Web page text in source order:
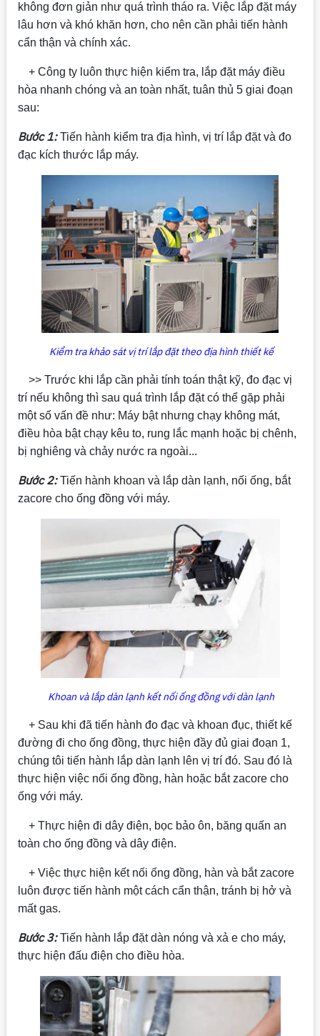
không đơn giản như quá trình tháo ra. Việc lắp đặt máy
lâu hơn và khó khăn hơn, cho nên cần phải tiến hành
cẩn thận và chính xác.
+ Công ty luôn thực hiện kiểm tra, lắp đặt máy điều
hòa nhanh chóng và an toàn nhất, tuân thủ 5 giai đoạn
sau:
Bước 1: Tiến hành kiểm tra địa hình, vị trí lắp đặt và đo
đạc kích thước lắp máy.
Kiểm tra khảo sát vị trí lắp đặt theo địa hình thiết kế
>> Trước khi lắp cần phải tính toán thật kỹ, đo đạc vị
trí nếu không thì sau quá trình lắp đặt có thể gặp phải
một số vấn đề như: Máy bật nhưng chạy không mát,
điều hòa bật chạy kêu to, rung lắc mạnh hoặc bị chênh,
bị nghiêng và chảy nước ra ngoài...
Bước 2:Tiến hành khoan và lắp dàn lạnh, nối ống, bắt
zacore cho ống đồng với máy.
Khoan và lắp dàn lạnh kết nối ống đồng với dàn lạnh
+ Sau khi đã tiến hành đo đạc và khoan đục, thiết kế
đường đi cho ống đồng, thực hiện đầy đủ giai đoạn 1,
chúng tôi tiến hành lắp dàn lạnh lên vị trí đó. Sau đó là
thực hiện việc nối ống đồng, hàn hoặc bắt zacore cho
ống với máy.
+ Thực hiện đi dây điện, bọc bảo ôn, băng quấn an
toàn cho ống đồng và dây điện.
+ Việc thực hiện kết nối ống đồng, hàn và bắt zacore
luôn được tiến hành một cách cẩn thận, tránh bị hở và
mất gas.
Bước 3:Tiến hành lắp đặt dàn nóng và xả e cho máy,
thực hiện đấu điện cho điều hòa.